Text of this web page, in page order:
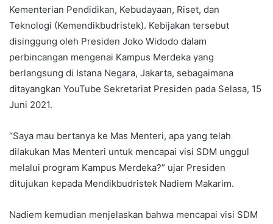
Kementerian Pendidikan, Kebudayaan, Riset, dan
Teknologi (Kemendikbudristek). Kebijakan tersebut
disinggung oleh Presiden Joko Widodo dalam
perbincangan mengenai Kampus Merdeka yang
berlangsung di Istana Negara, Jakarta, sebagaimana
ditayangkan YouTube Sekretariat Presiden pada Selasa, 15
Juni 2021.
“Saya mau bertanya ke Mas Menteri, apa yang telah
dilakukan Mas Menteri untuk mencapai visi SDM unggul
melalui program Kampus Merdeka?” ujar Presiden
ditujukan kepada Mendikbudristek Nadiem Makarim.
Nadiem kemudian menjelaskan bahwa mencapai visi SDM